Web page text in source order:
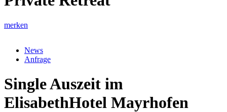
merken
News
Anfrage
Single Auszeit im
ElisabethHotel Mayrhofen